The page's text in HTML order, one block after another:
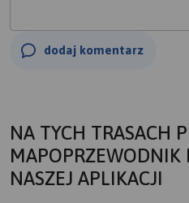
dodaj komentarz
NA TYCH TRASACH
MAPOPRZEWODNIK
NASZEJ APLIKACJI